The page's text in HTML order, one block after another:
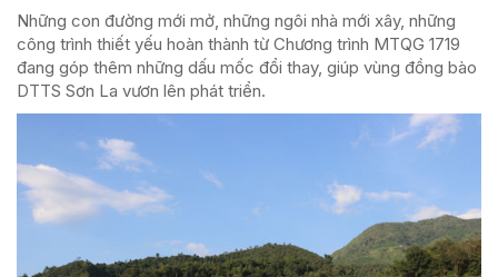
Những con đường mới mở, những ngôi nhà mới xây, những
công trình thiết yếu hoàn thành từ Chương trình MTQG 1719
đang góp thêm những dấu mốc đổi thay, giúp vùng đồng bào
DTTS Sơn La vươn lên phát triển.